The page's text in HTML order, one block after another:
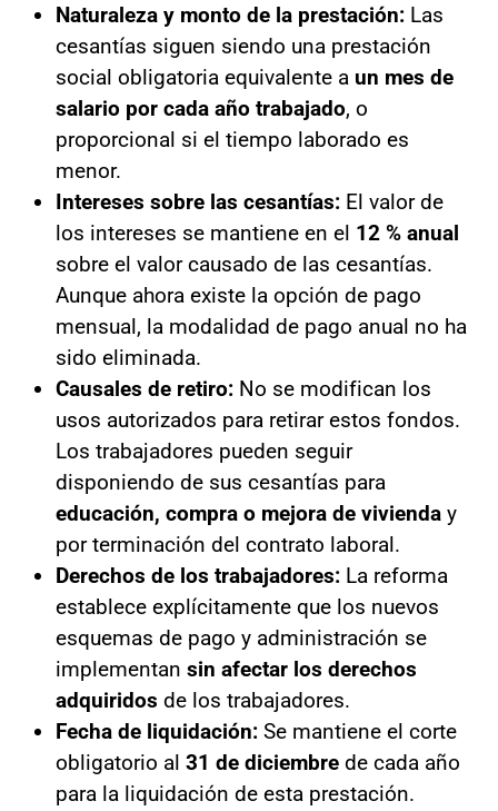
Naturaleza y monto de la prestación: Las
cesantías siguen siendo una prestación
social obligatoria equivalente a un mes de
salario por cada año trabajado, o
proporcional si el tiempo laborado es
menor.
Intereses sobre las cesantías: El valor de
los intereses se mantiene en el 12 % anual
sobre el valor causado de las cesantías.
Aunque ahora existe la opción de pago
mensual, la modalidad de pago anual no ha
sido eliminada.
Causales de retiro: No se modifican los
usos autorizados para retirar estos fondos.
Los trabajadores pueden seguir
disponiendo de sus cesantías para
educación, compra o mejora de vivienda y
por terminación del contrato laboral.
Derechos de los trabajadores: La reforma
establece explícitamente que los nuevos
esquemas de pago y administración se
implementan sin afectar los derechos
adquiridos de los trabajadores.
Fecha de liquidación: Se mantiene el corte
obligatorio al 31 de diciembre de cada año
para la liquidación de esta prestación.